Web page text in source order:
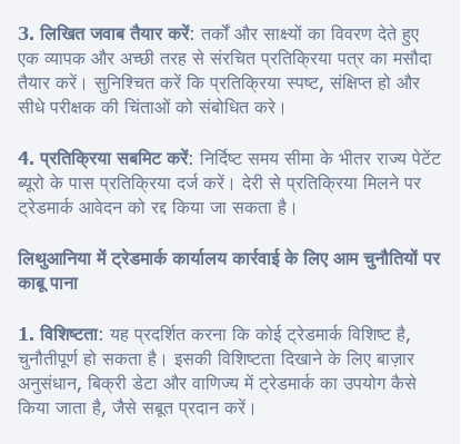
3. लिखित जवाब तैयार करें: तर्कों और साक्ष्यों का विवरण देते हुए
एक व्यापक और अच्छी तरह से संरचित प्रतिक्रिया पत्र का मसौदा
तैयार करें। सुनिश्चित करें कि प्रतिक्रिया स्पष्ट, संक्षिप्त हो और
सीधे परीक्षक की चिंताओं को संबोधित करे।
4. प्रतिक्रिया सबमिट करें: निर्दिष्ट समय सीमा के भीतर राज्य पेटेंट
ब्यूरो के पास प्रतिक्रिया दर्ज करें। देरी से प्रतिक्रिया मिलने पर
ट्रेडमार्क आवेदन को रद्द किया जा सकता है।
लिथुआनिया में ट्रेडमार्क कार्यालय कार्रवाई के लिए आम चुनौतियों पर
काबू पाना
1. विशिष्टता: यह प्रदर्शित करना कि कोई ट्रेडमार्क विशिष्ट है,
चुनौतीपूर्ण हो सकता है। इसकी विशिष्टता दिखाने के लिए बाज़ार
अनुसंधान, बिक्री डेटा और वाणिज्य में ट्रेडमार्क का उपयोग कैसे
किया जाता है, जैसे सबूत प्रदान करें।